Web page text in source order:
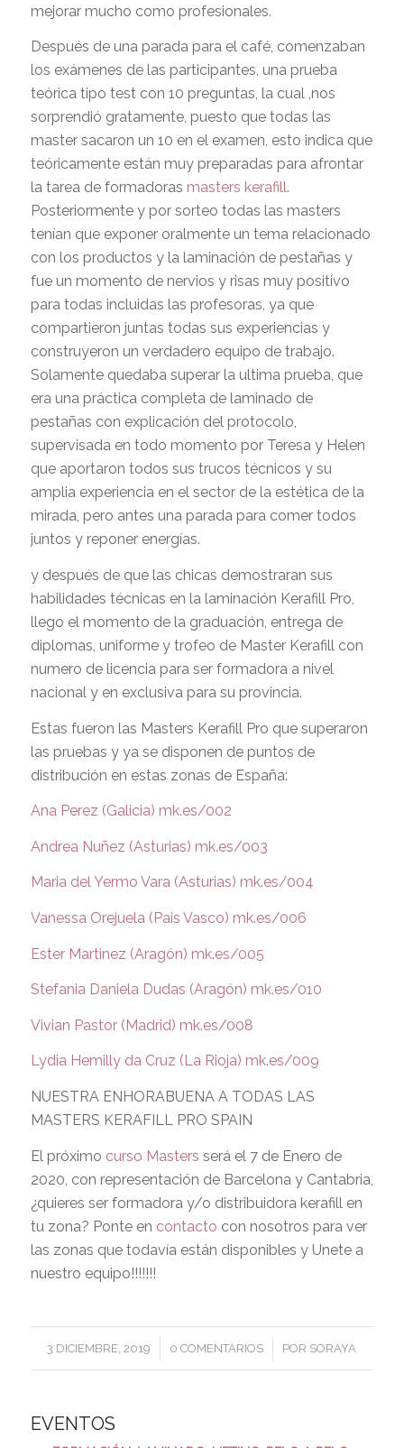
mejorar mucho como profesionales.
Después de una parada para el café, comenzaban
los exámenes de las participantes, una prueba
teórica tipo test con 10 preguntas, la cual ,nos
sorprendió gratamente, puesto que todas las
master sacaron un 10 en el examen, esto indica que
teóricamente están muy preparadas para afrontar
la tarea de formadoras masters kerafill.
Posteriormente y por sorteo todas las masters
tenían que exponer oralmente un tema relacionado
con los productos y la laminación de pestañas y
fue un momento de nervios y risas muy positivo
para todas incluidas las profesoras, ya que
compartieron juntas todas sus experiencias y
construyeron un verdadero equipo de trabajo.
Solamente quedaba superar la ultima prueba, que
era una práctica completa de laminado de
pestañas con explicación del protocolo,
supervisada en todo momento por Teresa y Helen
que aportaron todos sus trucos técnicos y su
amplia experiencia en el sector de la estética de la
mirada, pero antes una parada para comer todos
juntos y reponer energías.
y después de que las chicas demostraran sus
habilidades técnicas en la laminación Kerafill Pro,
llego el momento de la graduación, entrega de
diplomas, uniforme y trofeo de Master Kerafill con
numero de licencia para ser formadora a nivel
nacional y en exclusiva para su provincia.
Estas fueron las Masters Kerafill Pro que superaron
las pruebas y ya se disponen de puntos de
distribución en estas zonas de España:
Ana Perez (Galicia) mk.es/002
Andrea Nuñez (Asturias) mk.es/003
Maria del Yermo Vara (Asturias) mk.es/004
Vanessa Orejuela (Pais Vasco) mk.es/006
Ester Martinez (Aragón) mk.es/005
Stefania Daniela Dudas (Aragón) mk.es/010
Vivian Pastor (Madrid) mk.es/008
Lydia Hemilly da Cruz (La Rioja) mk.es/009
NUESTRA ENHORABUENA A TODAS LAS
MASTERS KERAFILL PRO SPAIN
El próximo curso Masters será el 7 de Enero de
2020, con representación de Barcelona y Cantabria,
¿quieres ser formadora y/o distribuidora kerafill en
tu zona? Ponte en contacto con nosotros para ver
las zonas que todavía están disponibles y Unete a
nuestro equipo!!!!!!!
3 DICIEMBRE, 2019
/ 0 COMENTARIOS
/ POR SORAYA
EVENTOS